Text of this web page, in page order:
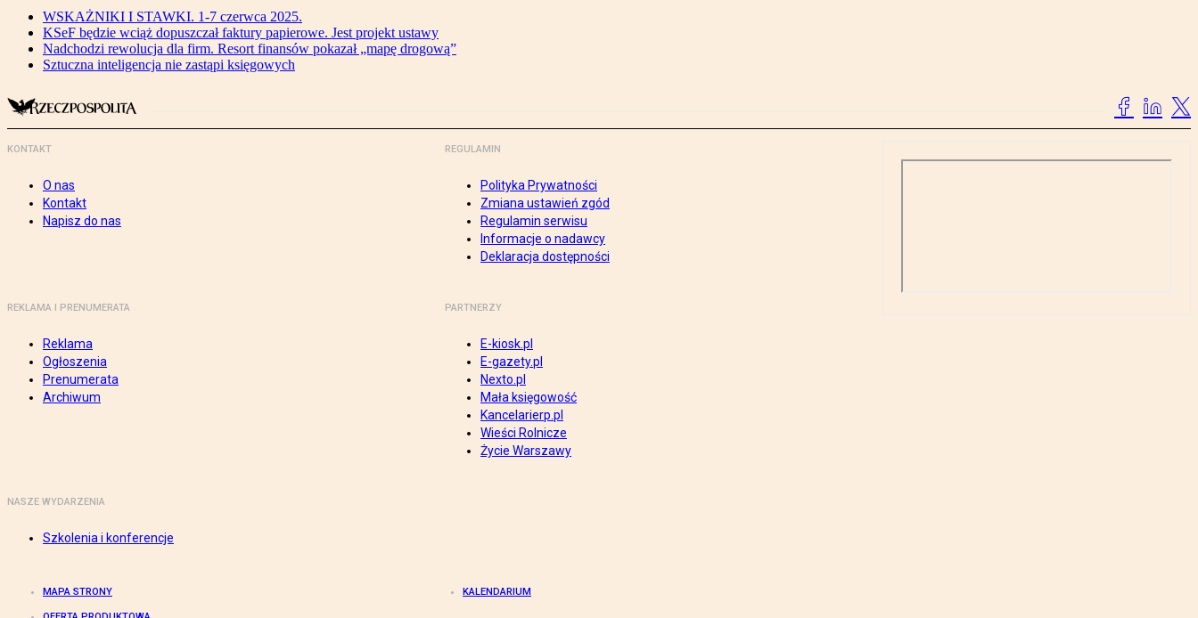
WSKAŻNIKI I STAWKI. 1-7 czerwca 2025.
KSeF będzie wciąż dopuszczał faktury papierowe. Jest projekt ustawy
Nadchodzi rewolucja dla firm. Resort finansów pokazał „mapę drogową”
Sztuczna inteligencja nie zastąpi księgowych
KONTAKT
O nas
Kontakt
Napisz do nas
REGULAMIN
Polityka Prywatności
Zmiana ustawień zgód
Regulamin serwisu
Informacje o nadawcy
Deklaracja dostępności
REKLAMA I PRENUMERATA
Reklama
Ogłoszenia
Prenumerata
Archiwum
PARTNERZY
E-kiosk.pl
E-gazety.pl
Nexto.pl
Mała księgowość
Kancelarierp.pl
Wieści Rolnicze
Życie Warszawy
NASZE WYDARZENIA
Szkolenia i konferencje
MAPA STRONY KALENDARIUM